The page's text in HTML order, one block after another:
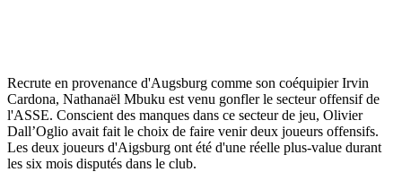
Recrute en provenance d'Augsburg comme son coéquipier Irvin
Cardona, Nathanaël Mbuku est venu gonfler le secteur offensif de
l'ASSE. Conscient des manques dans ce secteur de jeu, Olivier
Dall’Oglio avait fait le choix de faire venir deux joueurs offensifs.
Les deux joueurs d'Aigsburg ont été d'une réelle plus-value durant
les six mois disputés dans le club.